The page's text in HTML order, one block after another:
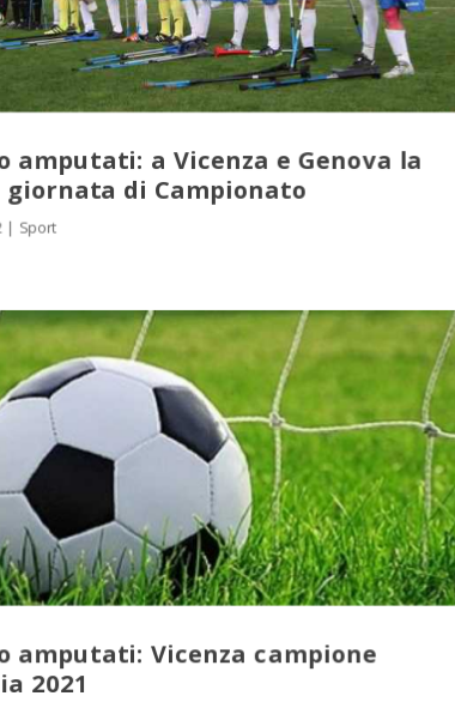
amputati: a Vicenza e Genova la
giornata di Campionato
| Sport
amputati: Vicenza campione
2021